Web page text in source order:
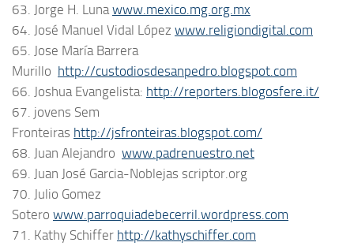
63. Jorge H. Luna www.mexico.mg.org.mx
64. José Manuel Vidal López www.religiondigital.com
65. Jose María Barrera
Murillo http://custodiosdesanpedro.blogspot.com
66. Joshua Evangelista: http://reporters.blogosfere.it/
67. jovens Sem
Fronteiras http://jsfronteiras.blogspot.com/
68. Juan Alejandro www.padrenuestro.net
69. Juan José Garcia-Noblejas scriptor.org
70. Julio Gomez
Sotero www.parroquiadebecerril.wordpress.com
71. Kathy Schiffer http://kathyschiffer.com